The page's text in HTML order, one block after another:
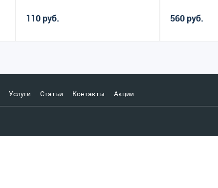
110 руб. 560 руб.
Услуги Статьи Контакты Акции